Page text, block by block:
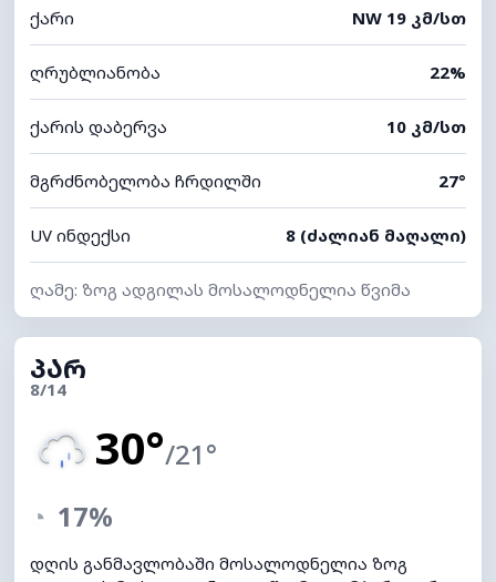
ქარი NW 19 კმ/სთ
ღრუბლიანობა 22%
ქარის დაბერვა 10 კმ/სთ
მგრძნობელობა ჩრდილში 27°
UV ინდექსი 8 (ძალიან მაღალი)
ღამე: ზოგ ადგილას მოსალოდნელია წვიმა
ᲞᲐᲠ
8/14
30°/21°
◔ 17%
დღის განმავლობაში მოსალოდნელია ზოგ